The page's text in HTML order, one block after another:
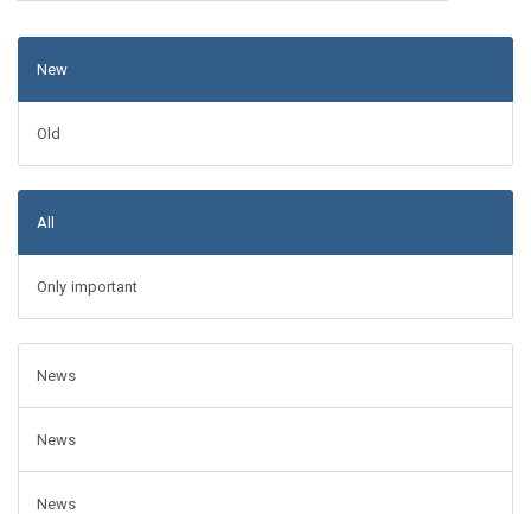
New
Old
All
Only important
News
News
News